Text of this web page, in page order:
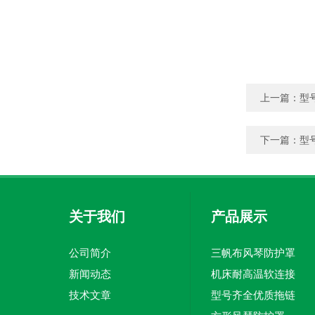
上一篇： 型
下一篇： 型
关于我们
公司简介
新闻动态
技术文章
产品展示
三帆布风琴防护罩
机床耐高温软连接
型号齐全优质拖链